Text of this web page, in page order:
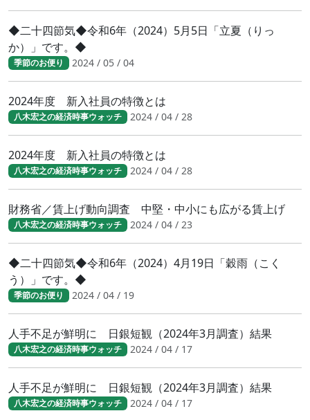
◆二十四節気◆令和6年（2024）5月5日「立夏（りっ
か）」です。◆
季節のお便り 2024 / 05 / 04
2024年度 新入社員の特徴とは
八木宏之の経済時事ウォッチ 2024 / 04 / 28
2024年度 新入社員の特徴とは
八木宏之の経済時事ウォッチ 2024 / 04 / 28
財務省／賃上げ動向調査 中堅・中小にも広がる賃上げ
八木宏之の経済時事ウォッチ 2024 / 04 / 23
◆二十四節気◆令和6年（2024）4月19日「穀雨（こく
う）」です。◆
季節のお便り 2024 / 04 / 19
人手不足が鮮明に 日銀短観（2024年3月調査）結果
八木宏之の経済時事ウォッチ 2024 / 04 / 17
人手不足が鮮明に 日銀短観（2024年3月調査）結果
八木宏之の経済時事ウォッチ 2024 / 04 / 17